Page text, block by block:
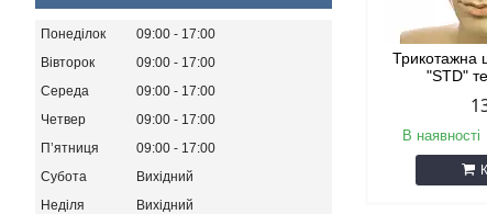
Трикотажна
"STD"
В наявності
Понеділок 09:00
17:00
Вівторок
09:00
17:00
Середа
09:00
17:00
Четвер
09:00
17:00
Пʼятниця
09:00
17:00
Субота
Вихідний
Неділя
Вихідний